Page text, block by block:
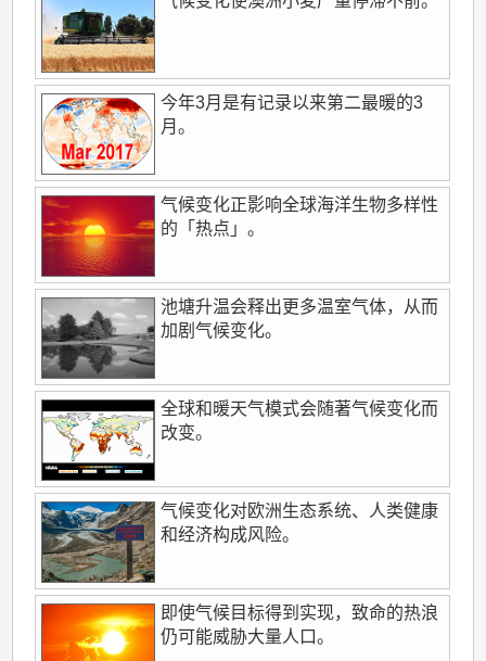
今年3月是有记录以来第二最暖的3
月。
气候变化正影响全球海洋生物多样性
的「热点」。
池塘升温会释出更多温室气体，从而
加剧气候变化。
全球和暖天气模式会随著气候变化而
改变。
气候变化对欧洲生态系统、人类健康
和经济构成风险。
即使气候目标得到实现，致命的热浪
仍可能威胁大量人口。